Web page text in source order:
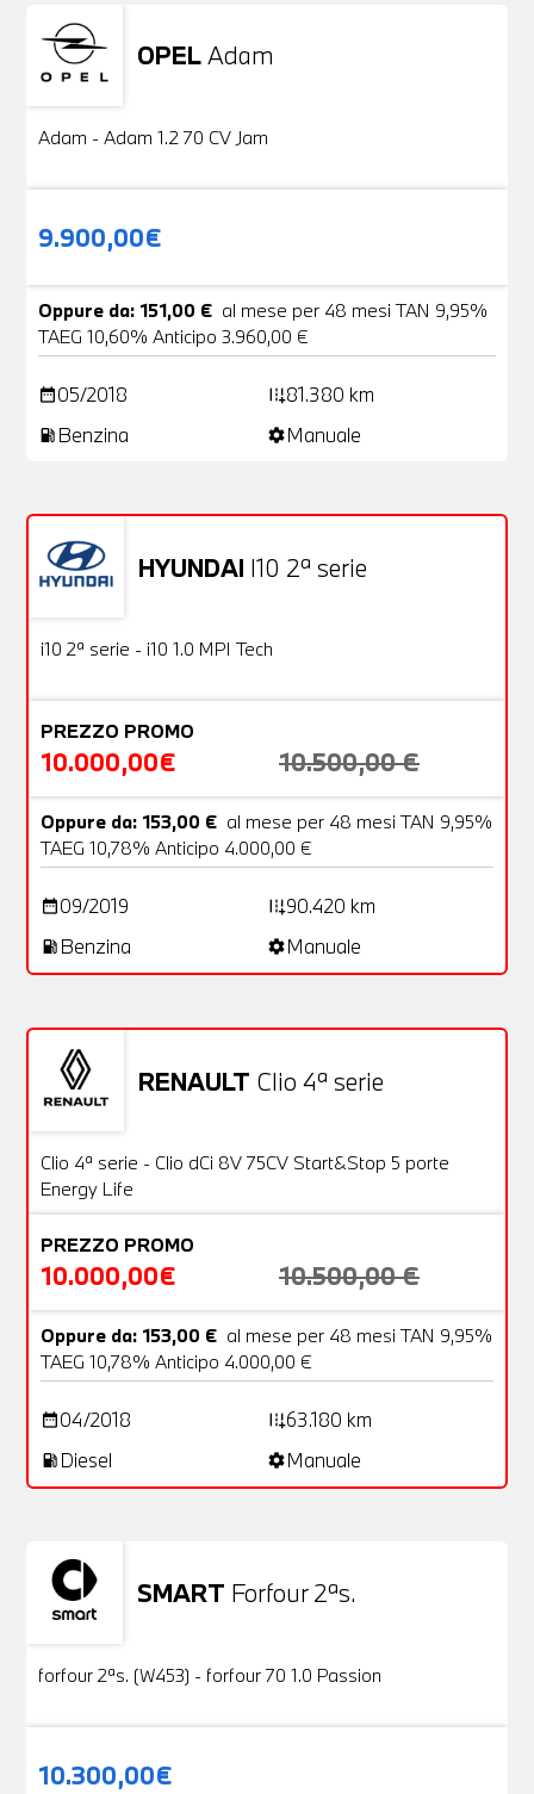
OPELAdam
Usato
Adam - Adam 1.2 70 CV Jam
9.900,00€
Oppure da: 151,00 € al mese per 48 mesi TAN 9,95%
TAEG 10,60% Anticipo 3.960,00 €
date_range05/2018 add_road81.380 km
local_gas_station Benzina settingsManuale
HYUNDAI I10 2ª serie
OFFERTA
Usato
i10 2ª serie - i10 1.0 MPI Tech
PREZZO PROMO
10.000,00€ 10.500,00 €
Oppure da: 153,00 € al mese per 48 mesi TAN 9,95%
TAEG 10,78% Anticipo 4.000,00 €
date_range09/2019 add_road90.420 km
local_gas_station Benzina settingsManuale
RENAULT Clio 4ª serie
OFFERTA
Usato
Clio 4ª serie - Clio dCi 8V 75CV Start&Stop 5 porte
Energy Life
PREZZO PROMO
10.000,00€ 10.500,00 €
Oppure da: 153,00 € al mese per 48 mesi TAN 9,95%
TAEG 10,78% Anticipo 4.000,00 €
date_range04/2018 add_road63.180 km
local_gas_station Diesel settingsManuale
SMART Forfour 2ªs.
Usato
forfour 2ªs. (W453) - forfour 70 1.0 Passion
10.300,00€